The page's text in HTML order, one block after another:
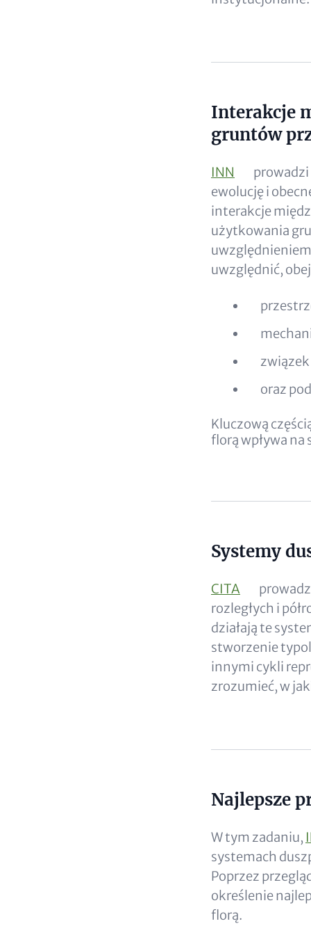
Content
Interakcje
gruntów
INN
ewolucję i
interakcje
użytkowania
uwzględnić,
oraz
Kluczową
florą wpływa na
Content
Systemy
CITA
rozległych i
działają te
stworzenie
innymi cykli
zrozumieć, w
Content
Najlepsze
W tym zadaniu,
systemach
Poprzez
określenie
florą.